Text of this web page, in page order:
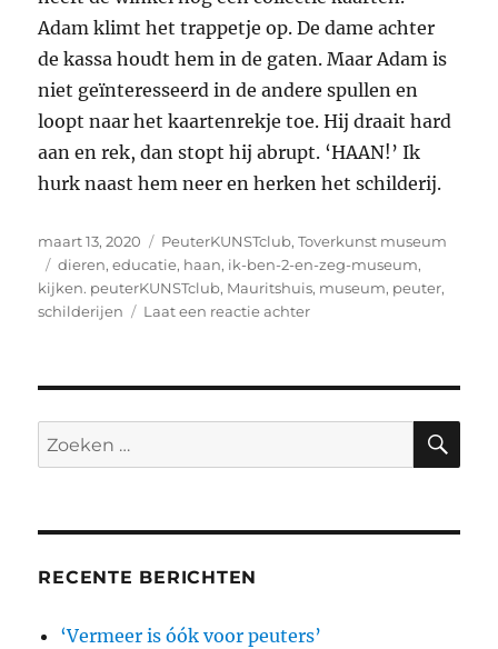
Adam klimt het trappetje op. De dame achter
de kassa houdt hem in de gaten. Maar Adam is
niet geïnteresseerd in de andere spullen en
loopt naar het kaartenrekje toe. Hij draait hard
aan en rek, dan stopt hij abrupt. ‘HAAN!’ Ik
hurk naast hem neer en herken het schilderij.
Geplaatst
op
maart 13, 2020 Categorieën
PeuterKUNSTclub,Toverkunst museum
Tags
dieren,educatie, haan, ik-ben-2-en-zeg-museum,
kijken. peuterKUNSTclub, Mauritshuis, museum, peuter,
schilderijen
Laat een reactie achterop
en
museum:
Zoeken
naar:
RECENTE BERICHTEN
‘Vermeer is óók voor peuters’